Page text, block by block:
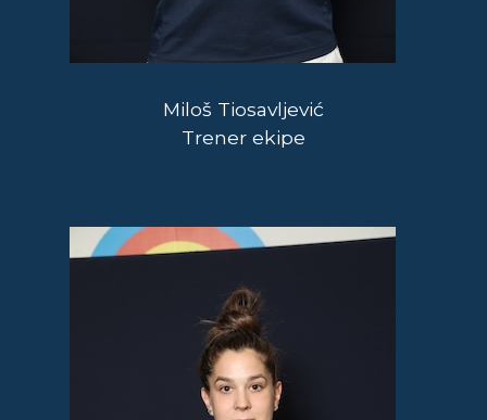
Miloš Tiosavljević
Trener ekipe